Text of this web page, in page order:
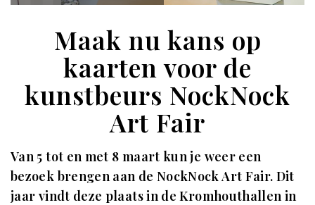
Maak nu kans op
kaarten voor de
kunstbeurs NockNock
Art Fair
Van 5 tot en met 8 maart kun je weer een
bezoek brengen aan de NockNock Art Fair. Dit
jaar vindt deze plaats in de Kromhouthallen in